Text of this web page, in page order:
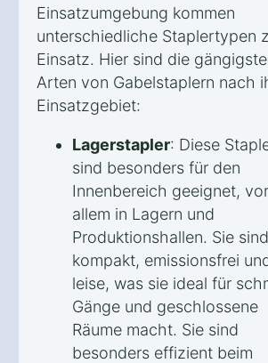
Einsatzumgebung kommen
unterschiedliche Staplertypen
Einsatz. Hier sind die
Arten von Gabelstaplern nach
Einsatzgebiet:
Lagerstapler: Diese
sind besonders für den
Innenbereich geeignet, vor
allem in Lagern und
Produktionshallen. Sie sind
kompakt, emissionsfrei
leise, was sie ideal für
Gänge und geschlossene
Räume macht. Sie sind
besonders effizient beim